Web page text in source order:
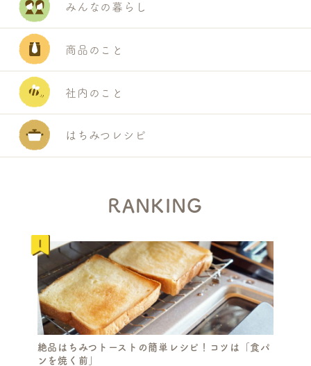
みんなの暮らし
商品のこと
社内のこと
はちみつレシピ
RANKING
絶品はちみつトーストの簡単レシピ！コツは「食パ
ンを焼く前」